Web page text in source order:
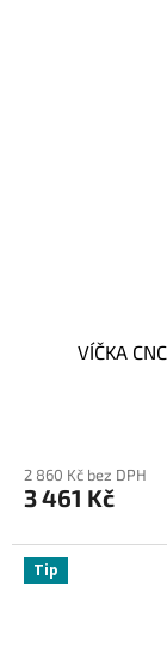
VÍČKA
2 860 Kč bez DPH
3 461 Kč
Tip